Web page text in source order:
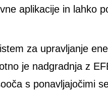
aplikacije in lahko
za upravljanje
je nadgradnja z
s ponavljajočimi